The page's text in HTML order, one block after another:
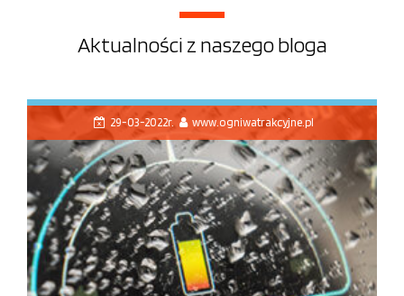
Aktualności z naszego bloga
29-03-2022r. www.ogniwatrakcyjne.pl